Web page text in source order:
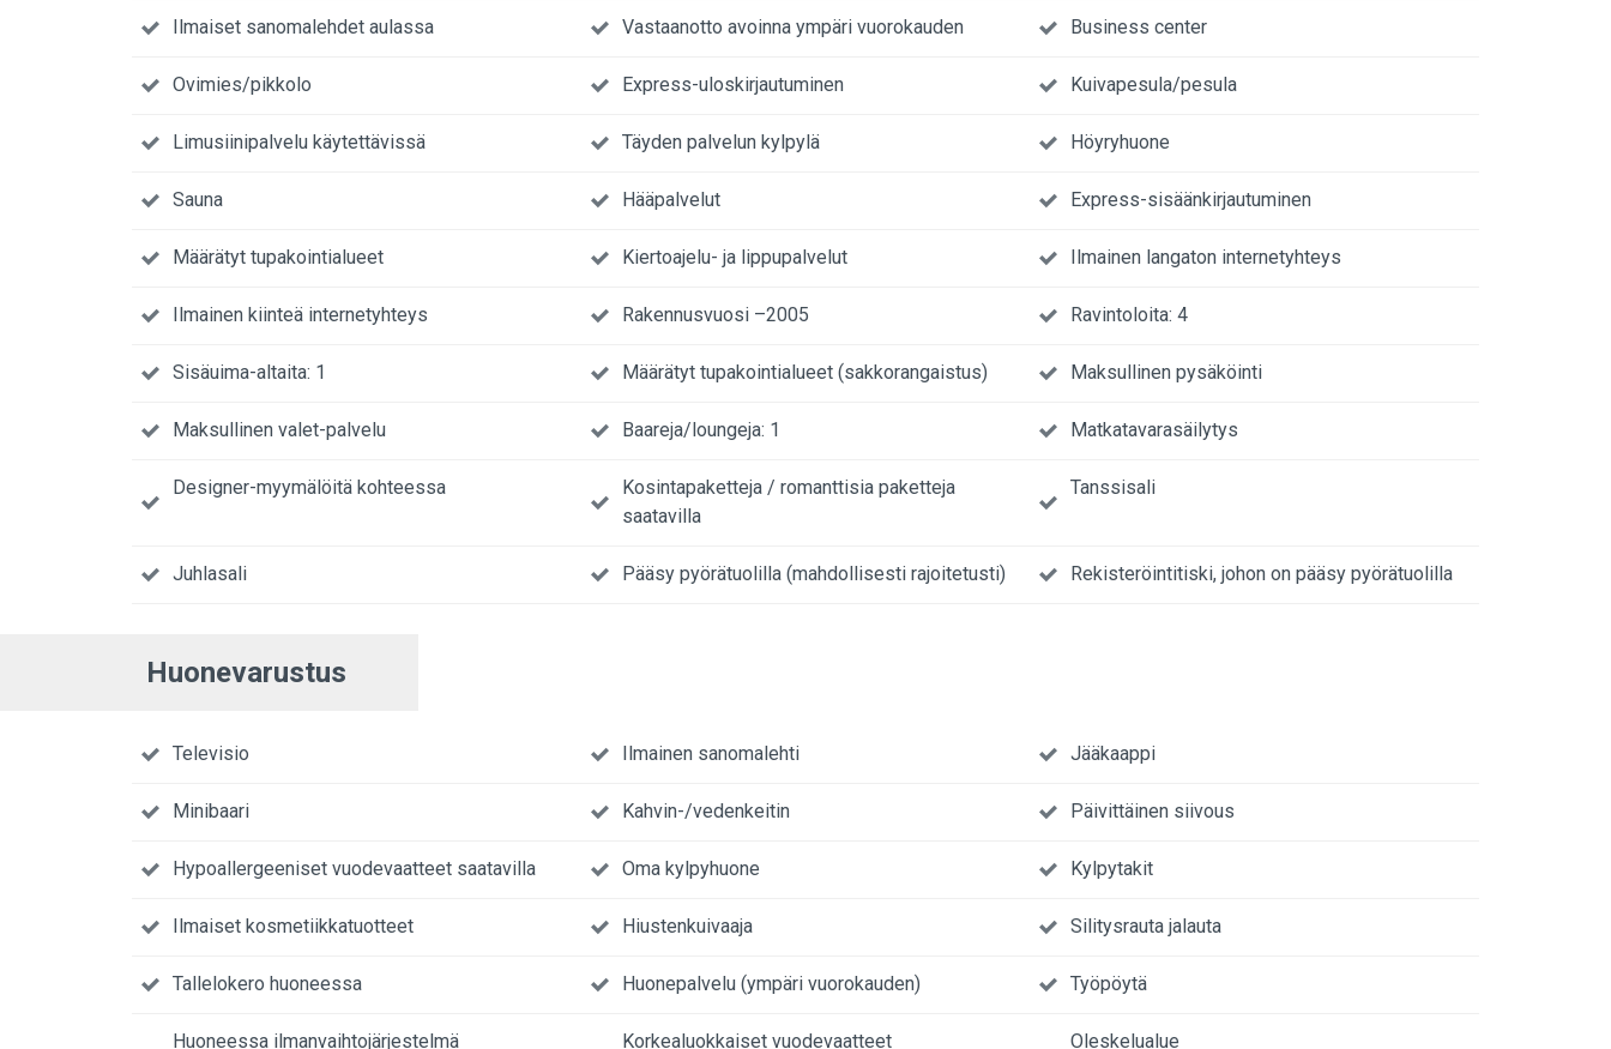
Ilmaiset sanomalehdet aulassa Vastaanotto avoinna ympäri vuorokauden Business center
Ovimies/pikkolo Express-uloskirjautuminen Kuivapesula/pesula
Limusiinipalvelu käytettävissä Täyden palvelun kylpylä Höyryhuone
Sauna Hääpalvelut Express-sisäänkirjautuminen
Määrätyt tupakointialueet Kiertoajelu- ja lippupalvelut Ilmainen langaton internetyhteys
Ilmainen kiinteä internetyhteys Rakennusvuosi –2005 Ravintoloita: 4
Sisäuima-altaita: 1 Määrätyt tupakointialueet (sakkorangaistus) Maksullinen pysäköinti
Maksullinen valet-palvelu Baareja/loungeja: 1 Matkatavarasäilytys
Designer-myymälöitä kohteessa
Kosintapaketteja / romanttisia paketteja
saatavilla
Tanssisali
Juhlasali Pääsy pyörätuolilla (mahdollisesti rajoitetusti) Rekisteröintitiski, johon on pääsy pyörätuolilla
Huonevarustus
Televisio Ilmainen sanomalehti Jääkaappi
Minibaari Kahvin-/vedenkeitin Päivittäinen siivous
Hypoallergeeniset vuodevaatteet saatavilla Oma kylpyhuone Kylpytakit
Ilmaiset kosmetiikkatuotteet Hiustenkuivaaja Silitysrauta jalauta
Tallelokero huoneessa Huonepalvelu (ympäri vuorokauden) Työpöytä
Huoneessa ilmanvaihtojärjestelmä Korkealuokkaiset vuodevaatteet Oleskelualue